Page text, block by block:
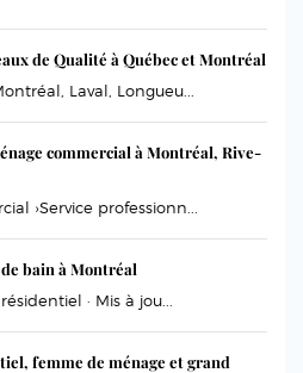
de Qualité à Québec et Montréal
Laval, Longueu...
commercial à Montréal, Rive-
›Service professionn...
bain à Montréal
· Mis à jou...
femme de ménage et grand